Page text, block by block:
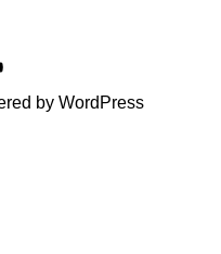
by WordPress